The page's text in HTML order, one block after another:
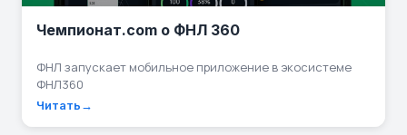
Чемпионат.com о ФНЛ 360
ФНЛ запускает мобильное приложение в экосистеме
ФНЛ360
Читать